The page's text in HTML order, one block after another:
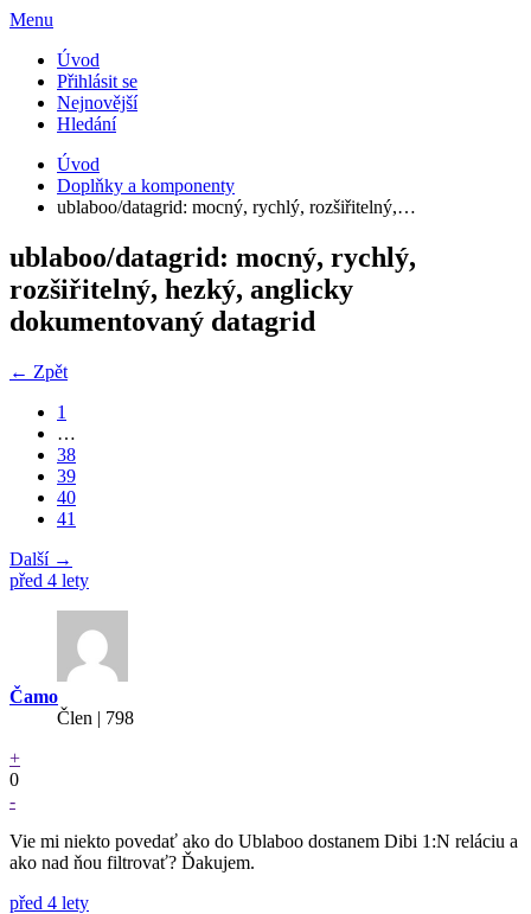
Menu
Úvod
Přihlásit se
Nejnovější
Hledání
Úvod
Doplňky a komponenty
ublaboo/datagrid: mocný, rychlý, rozšiřitelný,…
ublaboo/datagrid: mocný, rychlý,
rozšiřitelný, hezký, anglicky
dokumentovaný datagrid
← Zpět
1
…
38
39
40
41
Další →
před 4 lety
Čamo
Člen | 798
+
0
-
Vie mi niekto povedať ako do Ublaboo dostanem Dibi 1:N reláciu a
ako nad ňou filtrovať? Ďakujem.
před 4 lety